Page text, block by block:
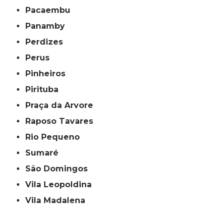
Pacaembu
Panamby
Perdizes
Perus
Pinheiros
Pirituba
Praça da Arvore
Raposo Tavares
Rio Pequeno
Sumaré
São Domingos
Vila Leopoldina
Vila Madalena